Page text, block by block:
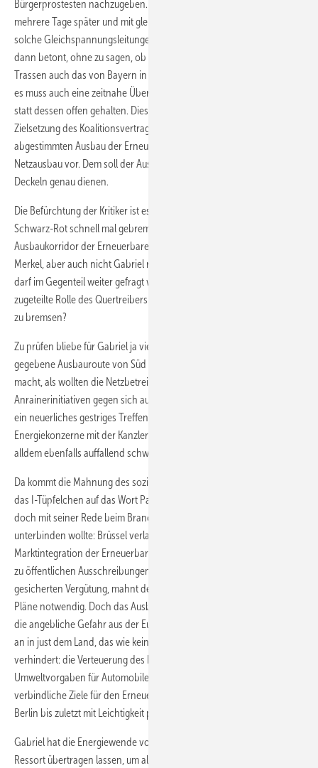
Bürgerprostesten nachzugeben. Merkels Gegenruf erfolgte gewohnt
mehrere Tage später und mit gleichgültiger Nonchalance: Es werde
solche Gleichspannungsleitungen geben, hatte die Bundeskanzlerin
dann betont, ohne zu sagen, ob sie unter den drei jetzt geplanten
Trassen auch das von Bayern in Frage gestellte Südlink meint. „Aber
es muss auch eine zeitnahe Überprüfung geben", hatte die Kanzlerin
statt dessen offen gehalten. Diese Schwammigkeit ist paradox: Eine
Zielsetzung des Koalitionsvertrages sieht ja gerade den besser
abgestimmten Ausbau der Erneuerbaren im Einklang mit dem
Netzausbau vor. Dem soll der Ausbaukorridor mit den atmenden
Deckeln genau dienen.
Die Befürchtung der Kritiker ist es ohnehin, dass der Netzausbau unter
Schwarz-Rot schnell mal gebremst werden könne – und der
Ausbaukorridor der Erneuerbaren flugs mitreduziert werde. Nicht
Merkel, aber auch nicht Gabriel räumen hier Unsicherheiten aus. Es
darf im Gegenteil weiter gefragt werden: Hat Seehofer hier nur die ihm
zugeteilte Rolle des Quertreibers übernommen, um die Energiewende
zu bremsen?
Zu prüfen bliebe für Gabriel ja vielleicht auch, warum die neu bekannt
gegebene Ausbauroute von Süd Link als Zickzacklinie sich so breit
macht, als wollten die Netzbetreiber möglichst viele
Anrainerinitiativen gegen sich aufbringen. Wenig beruhigend wirkt da
ein neuerliches gestriges Treffen der Chefs der Netz- und
Energiekonzerne mit der Kanzlerin – und dass die Energiebosse zu
alldem ebenfalls auffallend schweigen.
Da kommt die Mahnung des sozialdemokratischen Superministers wie
das I-Tüpfelchen auf das Wort Panik obendrauf, deren Aufkommen er
doch mit seiner Rede beim Branchentreffen am Dienstag vermeintlich
unterbinden wollte: Brüssel verlange eine beschleunigte
Marktintegration der Erneuerbaren sowie mittelfristig den Übergang
zu öffentlichen Ausschreibungen für neue Windparks anstelle einer
gesicherten Vergütung, mahnt der SPD-Chef. Deshalb seien seine
Pläne notwendig. Doch das Ausbleiben jeglicher Gegenwehr gegen
die angebliche Gefahr aus der Europäischen Union mutet verdächtig
an in just dem Land, das wie kein zweites erfolgreich EU-Vorgaben
verhindert: die Verteuerung des Emissionshandels, stärkere
Umweltvorgaben für Automobile, den Stopp der Gentechnik oder
verbindliche Ziele für den Erneuerbaren-Ausbau nach 2020 hatte
Berlin bis zuletzt mit Leichtigkeit pariert.
Gabriel hat die Energiewende vom Bundesumweltministerium auf sein
Ressort übertragen lassen, um als Wirtschaftsminister die Macht für